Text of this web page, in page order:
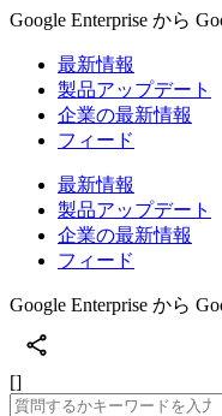
Google Enterprise から
最新情報
製品アップデート
企業の最新情報
フィード
最新情報
製品アップデート
企業の最新情報
フィード
Google Enterprise から
[]